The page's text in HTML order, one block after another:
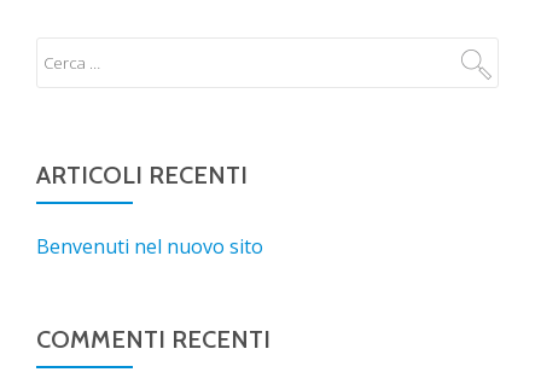
ARTICOLI RECENTI
Benvenuti nel nuovo sito
COMMENTI RECENTI